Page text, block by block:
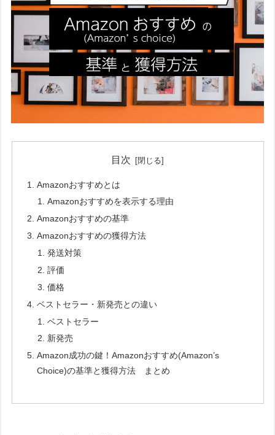
目次
Amazonおすすめとは
Amazonおすすめを表示する理由
Amazonおすすめの基準
Amazonおすすめの獲得方法
発送対策
評価
価格
ベストセラー・新発売との違い
ベストセラー
新発売
Amazon成功の鍵！Amazonおすすめ(Amazon’s
Choice)の基準と獲得方法 まとめ